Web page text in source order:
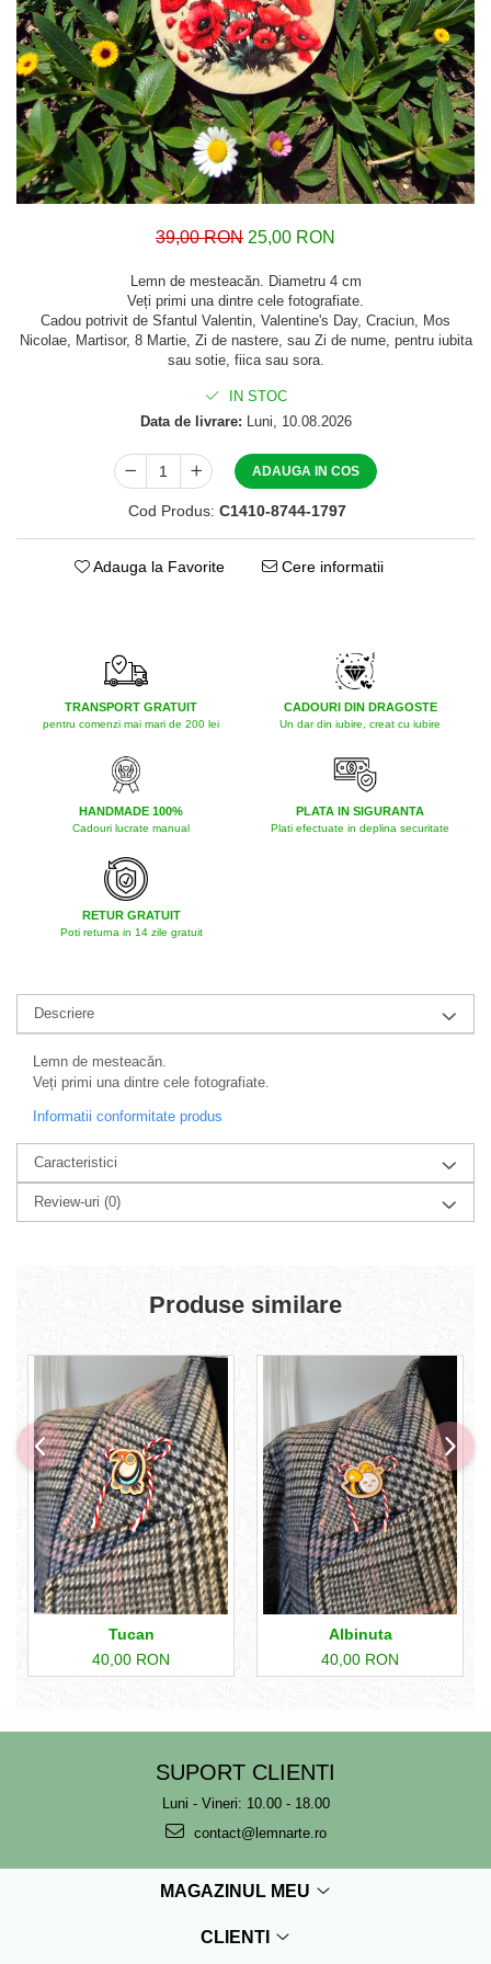
39,00 RON 25,00 RON
Lemn de mesteacăn. Diametru 4 cm
Veți primi una dintre cele fotografiate.
Cadou potrivit de Sfantul Valentin, Valentine's Day, Craciun, Mos
Nicolae, Martisor, 8 Martie, Zi de nastere, sau Zi de nume, pentru iubita
sau sotie, fiica sau sora.
IN STOC
Data de livrare: Luni, 10.08.2026
ADAUGA IN COS
Cod Produs: C1410-8744-1797
Adauga la Favorite Cere informatii
TRANSPORT GRATUIT
pentru comenzi mai mari de 200 lei
CADOURI DIN DRAGOSTE
Un dar din iubire, creat cu iubire
HANDMADE 100%
Cadouri lucrate manual
PLATA IN SIGURANTA
Plati efectuate in deplina securitate
RETUR GRATUIT
Poti returna in 14 zile gratuit
Descriere
Lemn de mesteacăn.
Veți primi una dintre cele fotografiate.
Informatii conformitate produs
Caracteristici
Review-uri (0)
Produse similare
Tucan
40,00 RON
Albinuta
40,00 RON
SUPORT CLIENTI
Luni - Vineri: 10.00 - 18.00
contact@lemnarte.ro
MAGAZINUL MEU
CLIENTI